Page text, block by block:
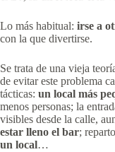
Lo más habitual: irse a
con la que divertirse.
Se trata de una vieja
de evitar este problema
tácticas: un local más
menos personas; la
visibles desde la calle,
estar lleno el bar;
un local…